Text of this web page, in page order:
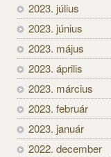
2023. július
2023. június
2023. május
2023. április
2023. március
2023. február
2023. január
2022. december